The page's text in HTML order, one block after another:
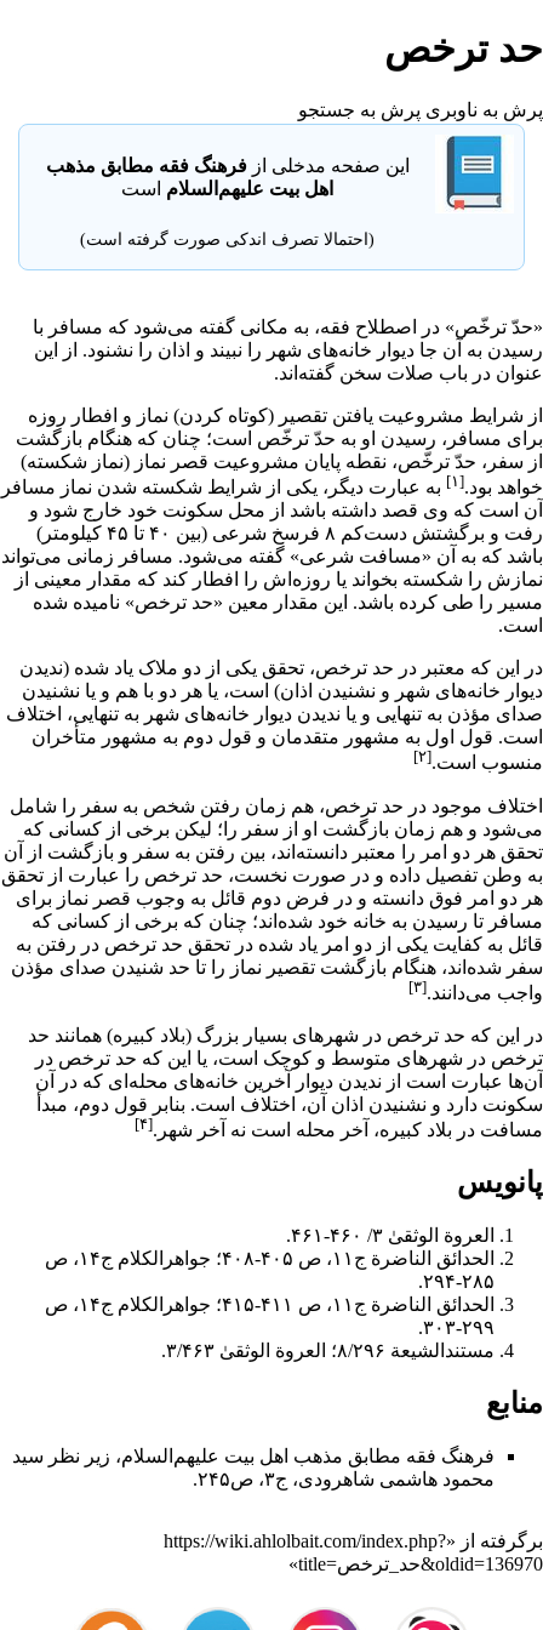
حد ترخص
پرش به ناوبری پرش به جستجو
این صفحه مدخلی ازفرهنگ فقه مطابق مذهب
اهل بیت علیهم‌السلام است
(احتمالا تصرف اندکی صورت گرفته است)
«حدّ ترخّص» در اصطلاح فقه، به مکانى گفته مى‌شود که مسافر با
رسیدن به آن جا دیوار خانه‌هاى شهر را نبیند و اذان را نشنود. از این
عنوان در باب صلات سخن گفته‌اند.
از شرایط مشروعیت یافتن تقصیر (کوتاه کردن) نماز و افطار روزه
براى مسافر، رسیدن او به حدّ ترخّص است؛ چنان که هنگام بازگشت
از سفر، حدّ ترخّص، نقطه پایان مشروعیت قصر نماز (نماز شکسته)
خواهد بود.[۱]
به عبارت دیگر، یکی از شرایط شکسته شدن نماز مسافر
آن است که وی قصد داشته باشد از محل سکونت خود خارج شود و
رفت و برگشتش دست‌کم ۸ فرسخ شرعی (بین ۴۰ تا ۴۵ کیلومتر)
باشد که به آن «مسافت شرعی» گفته می‌شود. مسافر زمانی می‌تواند
نمازش را شکسته بخواند یا روزه‌اش را افطار کند که مقدار معینی از
مسیر را طی کرده باشد. این مقدار معین «حد ترخص» نامیده شده
است.
در این که معتبر در حد ترخص، تحقق یکى از دو ملاک یاد شده (ندیدن
دیوار خانه‌هاى شهر و نشنیدن اذان) است، یا هر دو با هم و یا نشنیدن
صداى مؤذن به تنهایى و یا ندیدن دیوار خانه‌هاى شهر به تنهایى، اختلاف
است. قول اول به مشهور متقدمان و قول دوم به مشهور متأخران
منسوب است.[۲]
اختلاف موجود در حد ترخص، هم زمان رفتن شخص به سفر را شامل
مى‌شود و هم زمان بازگشت او از سفر را؛ لیکن برخى از کسانى که
تحقق هر دو امر را معتبر دانسته‌اند، بین رفتن به سفر و بازگشت از آن
به وطن تفصیل داده و در صورت نخست، حد ترخص را عبارت از تحقق
هر دو امر فوق دانسته و در فرض دوم قائل به وجوب قصر نماز براى
مسافر تا رسیدن به خانه خود شده‌اند؛ چنان که برخى از کسانى که
قائل به کفایت یکى از دو امر یاد شده در تحقق حد ترخص در رفتن به
سفر شده‌اند، هنگام بازگشت تقصیر نماز را تا حد شنیدن صداى مؤذن
واجب مى‌دانند.[۳]
در این که حد ترخص در شهرهاى بسیار بزرگ (بلاد کبیره) همانند حد
ترخص در شهرهاى متوسط و کوچک است، یا این که حد ترخص در
آن‌ها عبارت است از ندیدن دیوار آخرین خانه‌هاى محله‌اى که در آن
سکونت دارد و نشنیدن اذان آن، اختلاف است. بنابر قول دوم، مبدأ
مسافت در بلاد کبیره، آخر محله است نه آخر شهر.[۴]
پانویس
العروة الوثقىٰ ۳/ ۴۶۰-۴۶۱.
الحدائق الناضرة ج۱۱، ص ۴۰۵-۴۰۸؛ جواهرالکلام ج۱۴، ص
۲۸۵-۲۹۴.
الحدائق الناضرة ج۱۱، ص ۴۱۱-۴۱۵؛ جواهرالکلام ج۱۴، ص
۲۹۹-۳۰۳.
مستندالشیعة ۸/۲۹۶؛ العروة الوثقىٰ ۳/۴۶۳.
منابع
فرهنگ فقه مطابق مذهب اهل بیت علیهم‌السلام، زیر نظر سید
محمود هاشمى شاهرودى، ج۳، ص۲۴۵.
برگرفته از «https://wiki.ahlolbait.com/index.php?
title=حد_ترخص&oldid=136970
»